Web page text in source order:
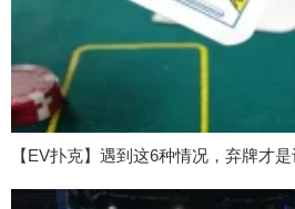
【EV扑克】遇到这6种情况，弃牌才